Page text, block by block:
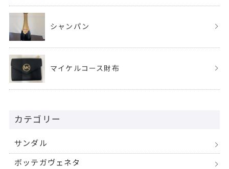
シャンパン
マイケルコース財布
カテゴリー
サンダル
ボッテガヴェネタ